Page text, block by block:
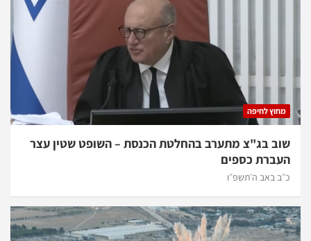
מחוץ לחיפה
שוב בג"צ מתערב בהחלטת הכנסת – השופט שטין עצר
העברת כספים
כ״ב באב ה׳תשפ״ו